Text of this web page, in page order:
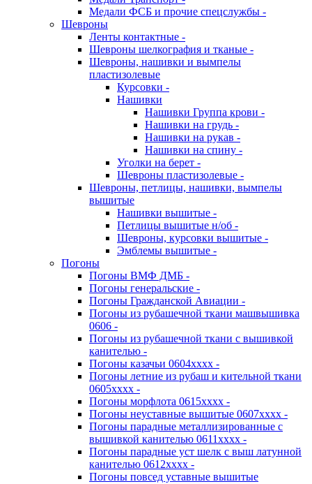
Медали ФСБ и прочие спецслужбы -
Шевроны
Ленты контактные -
Шевроны шелкография и тканые -
Шевроны, нашивки и вымпелы
пластизолевые
Курсовки -
Нашивки
Нашивки Группа крови -
Нашивки на грудь -
Нашивки на рукав -
Нашивки на спину -
Уголки на берет -
Шевроны пластизолевые -
Шевроны, петлицы, нашивки, вымпелы
вышитые
Нашивки вышитые -
Петлицы вышитые н/об -
Шевроны, курсовки вышитые -
Эмблемы вышитые -
Погоны
Погоны ВМФ ДМБ -
Погоны генеральские -
Погоны Гражданской Авиации -
Погоны из рубашечной ткани машвышивка
0606 -
Погоны из рубашечной ткани с вышивкой
канителью -
Погоны казачьи 0604хххх -
Погоны летние из рубаш и кительной ткани
0605хххх -
Погоны морфлота 0615хххх -
Погоны неуставные вышитые 0607хххх -
Погоны парадные металлизированные с
вышивкой канителью 0611хххх -
Погоны парадные уст шелк с выш латунной
канителью 0612хххх -
Погоны повсед уставные вышитые